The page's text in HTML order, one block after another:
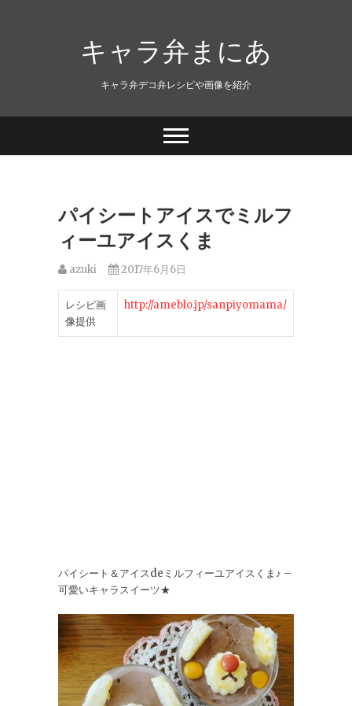
キャラ弁まにあ
キャラ弁デコ弁レシピや画像を紹介
パイシートアイスでミルフ
ィーユアイスくま
azuki 2017年6月6日
レシピ画
像提供
http://ameblo.jp/sanpiyomama/
パイシート＆アイスdeミルフィーユアイスくま♪ –
可愛いキャラスイーツ★